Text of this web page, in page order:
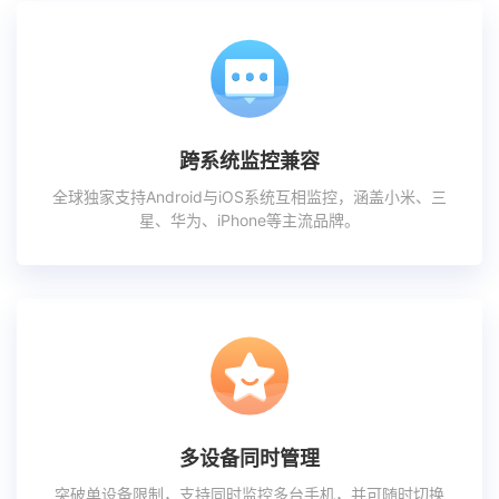
跨系统监控兼容
全球独家支持Android与iOS系统互相监控，涵盖小米、三
星、华为、iPhone等主流品牌。
多设备同时管理
突破单设备限制，支持同时监控多台手机，并可随时切换